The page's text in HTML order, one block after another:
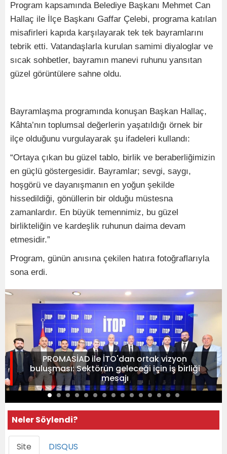
Program kapsamında Belediye Başkanı Mehmet Can
Hallaç ile İlçe Başkanı Gaffar Çelebi, programa katılan
misafirleri kapıda karşılayarak tek tek bayramlarını
tebrik etti. Vatandaşlarla kurulan samimi diyaloglar ve
sıcak sohbetler, bayramın manevi ruhunu yansıtan
güzel görüntülere sahne oldu.
Bayramlaşma programında konuşan Başkan Hallaç,
Kâhta’nın toplumsal değerlerin yaşatıldığı örnek bir
ilçe olduğunu vurgulayarak şu ifadeleri kullandı:
“Ortaya çıkan bu güzel tablo, birlik ve beraberliğimizin
en güçlü göstergesidir. Bayramlar; sevgi, saygı,
hoşgörü ve dayanışmanın en yoğun şekilde
hissedildiği, gönüllerin bir olduğu müstesna
zamanlardır. En büyük temennimiz, bu güzel
birlikteliğin ve kardeşlik ruhunun daima devam
etmesidir.”
Program, günün anısına çekilen hatıra fotoğraflarıyla
sona erdi.
PROMASİAD ile İTO'dan ortak vizyon
buluşması: Sektörün geleceği için iş birliği
mesajı
Neler Söylendi?
Site DISQUS